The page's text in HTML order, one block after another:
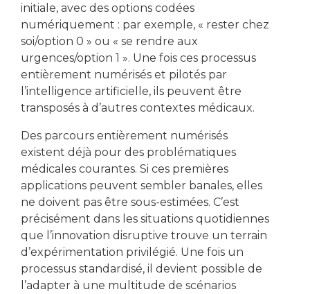
initiale, avec des options codées
numériquement : par exemple, « rester chez
soi/option 0 » ou « se rendre aux
urgences/option 1 ». Une fois ces processus
entièrement numérisés et pilotés par
l’intelligence artificielle, ils peuvent être
transposés à d’autres contextes médicaux.
Des parcours entièrement numérisés
existent déjà pour des problématiques
médicales courantes. Si ces premières
applications peuvent sembler banales, elles
ne doivent pas être sous-estimées. C’est
précisément dans les situations quotidiennes
que l’innovation disruptive trouve un terrain
d’expérimentation privilégié. Une fois un
processus standardisé, il devient possible de
l’adapter à une multitude de scénarios